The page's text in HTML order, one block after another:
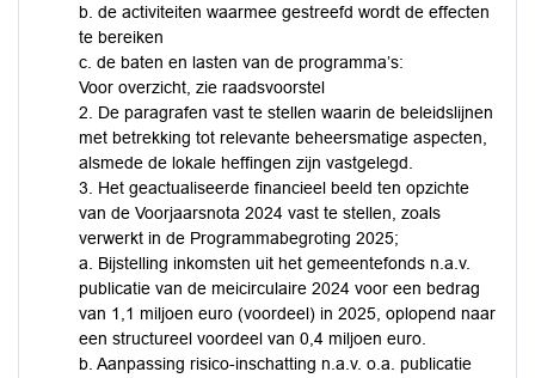
b. de activiteiten waarmee gestreefd wordt de effecten
te bereiken
c. de baten en lasten van de programma’s:
Voor overzicht, zie raadsvoorstel
2. De paragrafen vast te stellen waarin de beleidslijnen
met betrekking tot relevante beheersmatige aspecten,
alsmede de lokale heffingen zijn vastgelegd.
3. Het geactualiseerde financieel beeld ten opzichte
van de Voorjaarsnota 2024 vast te stellen, zoals
verwerkt in de Programmabegroting 2025;
a. Bijstelling inkomsten uit het gemeentefonds n.a.v.
publicatie van de meicirculaire 2024 voor een bedrag
van 1,1 miljoen euro (voordeel) in 2025, oplopend naar
een structureel voordeel van 0,4 miljoen euro.
b. Aanpassing risico-inschatting n.a.v. o.a. publicatie